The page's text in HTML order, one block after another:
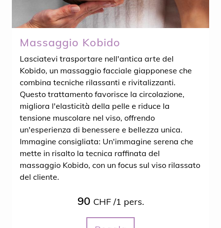
Massaggio Kobido
Lasciatevi trasportare nell'antica arte del
Kobido, un massaggio facciale giapponese che
combina tecniche rilassanti e rivitalizzanti.
Questo trattamento favorisce la circolazione,
migliora l'elasticità della pelle e riduce la
tensione muscolare nel viso, offrendo
un'esperienza di benessere e bellezza unica.
Immagine consigliata: Un'immagine serena che
mette in risalto la tecnica raffinata del
massaggio Kobido, con un focus sul viso rilassato
del cliente.
90 CHF /1 pers.